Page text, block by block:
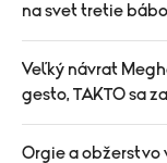
na svet tretie
Veľký návrat
gesto, TAKTO sa
Orgie a obžerstvo